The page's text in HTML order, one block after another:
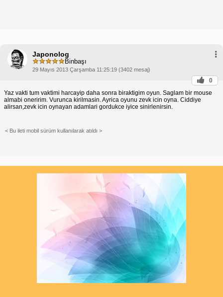
Japonolog
Binbaşı
29 Mayıs 2013 Çarşamba 11:25:19 (3402 mesaj)
0
Yaz vakti tum vaktimi harcayip daha sonra biraktigim oyun. Saglam bir mouse
almabi oneririm. Vurunca kirilmasin. Ayrica oyunu zevk icin oyna. Ciddiye
alirsan,zevk icin oynayan adamlari gordukce iyice sinirlenirsin.
< Bu ileti mobil sürüm kullanılarak atıldı >